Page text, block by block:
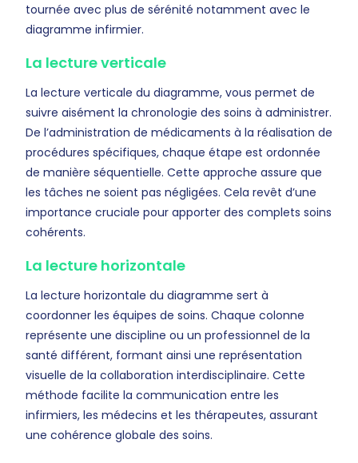
tournée avec plus de sérénité notamment avec le
diagramme infirmier.
La lecture verticale
La lecture verticale du diagramme, vous permet de
suivre aisément la chronologie des soins à administrer.
De l’administration de médicaments à la réalisation de
procédures spécifiques, chaque étape est ordonnée
de manière séquentielle. Cette approche assure que
les tâches ne soient pas négligées. Cela revêt d’une
importance cruciale pour apporter des complets soins
cohérents.
La lecture horizontale
La lecture horizontale du diagramme sert à
coordonner les équipes de soins. Chaque colonne
représente une discipline ou un professionnel de la
santé différent, formant ainsi une représentation
visuelle de la collaboration interdisciplinaire. Cette
méthode facilite la communication entre les
infirmiers, les médecins et les thérapeutes, assurant
une cohérence globale des soins.